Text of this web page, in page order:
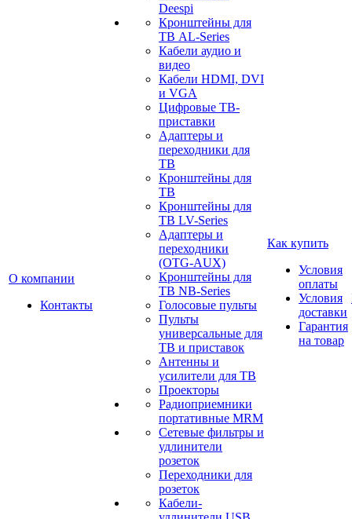
О компании
Контакты
Deespi
Кронштейны для
ТВ AL-Series
Кабели аудио и
видео
Кабели HDMI, DVI
и VGA
Цифровые ТВ-
приставки
Адаптеры и
переходники для
ТВ
Кронштейны для
ТВ
Кронштейны для
ТВ LV-Series
Адаптеры и
переходники
(OTG-AUX)
Кронштейны для
ТВ NB-Series
Голосовые пульты
Пульты
универсальные для
ТВ и приставок
Антенны и
усилители для ТВ
Проекторы
Радиоприемники
портативные MRM
Сетевые фильтры и
удлинители
розеток
Переходники для
розеток
Кабели-
Как купить
Условия
оплаты
Условия
доставки
Гарантия
на товар